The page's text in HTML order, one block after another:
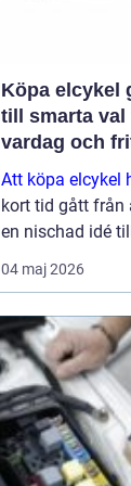
Köpa elcykel guide
till smarta val
vardag och
Att köpa elcykel
kort tid gått från
en nischad idé
självklart
pendling och
ersätter elcykeln
och kollektivtrafik
under...
04 maj 2026